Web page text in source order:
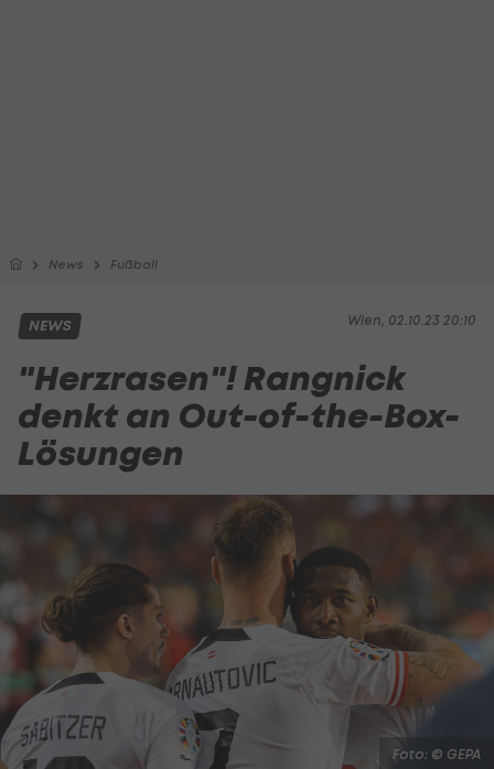
News Fußball
Wien, 02.10.23 20:10
NEWS
"Herzrasen"! Rangnick
denkt an Out-of-the-Box-
Lösungen
Foto: © GEPA